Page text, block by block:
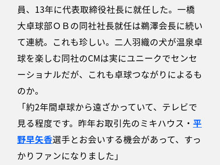
員、13年に代表取締役社長に就任した。一橋
大卓球部ＯＢの同社社長就任は鵜澤会長に続い
て連続。これも珍しい。二人羽織の犬が温泉卓
球を楽しむ同社のCMは実にユニークでセンセ
ーショナルだが、これも卓球つながりによるも
のか。
「約2年間卓球から遠ざかっていて、テレビで
見る程度です。昨年お取引先のミキハウス・ 平
野早矢香選手とお会いする機会があって、すっ
かりファンになりました」